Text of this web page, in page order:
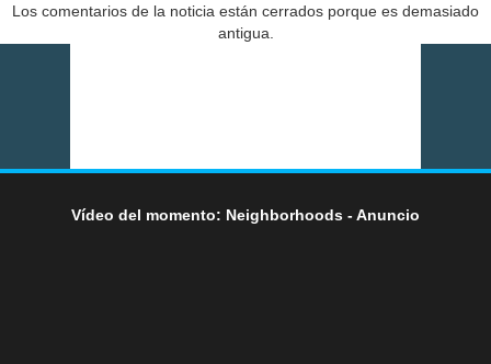
Los comentarios de la noticia están cerrados porque es demasiado
antigua.
Vídeo del momento: Neighborhoods - Anuncio